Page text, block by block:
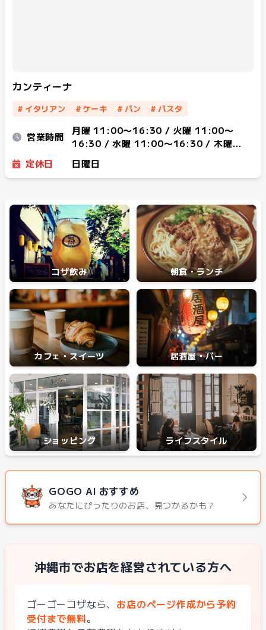
カンティーナ
# イタリアン # ケーキ # パン # パスタ
営業時間
月曜 11:00〜16:30 / 火曜 11:00〜
16:30 / 水曜 11:00〜16:30 / 木曜
土曜 11:00〜19:00
定休日 日曜日
コザ飲み 朝食・ランチ
カフェ・スイーツ 居酒屋・バー
ショッピング ライフスタイル
GOGO AI おすすめ
あなたにぴったりのお店、見つかるかも？
沖縄市でお店を経営されている方へ
ゴーゴーコザなら、 お店のページ作成から予約
受付まで無料。